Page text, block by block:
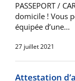
PASSEPORT /
domicile ! Vous
équipée d’une…
27 juillet 2021
Attestation